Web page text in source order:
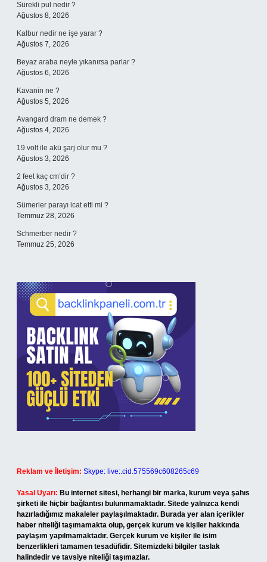
Sürekli pul nedir ?
Ağustos 8, 2026
Kalbur nedir ne işe yarar ?
Ağustos 7, 2026
Beyaz araba neyle yıkanırsa parlar ?
Ağustos 6, 2026
Kavanin ne ?
Ağustos 5, 2026
Avangard dram ne demek ?
Ağustos 4, 2026
19 volt ile akü şarj olur mu ?
Ağustos 3, 2026
2 feet kaç cm’dir ?
Ağustos 3, 2026
Sümerler parayı icat etti mi ?
Temmuz 28, 2026
Schmerber nedir ?
Temmuz 25, 2026
Reklam ve İletişim: Skype: live:.cid.575569c608265c69
Yasal Uyarı: Bu internet sitesi, herhangi bir marka, kurum veya şahıs
şirketi ile hiçbir bağlantısı bulunmamaktadır. Sitede yalnızca kendi
hazırladığımız makaleler paylaşılmaktadır. Burada yer alan içerikler
haber niteliği taşımamakta olup, gerçek kurum ve kişiler hakkında
paylaşım yapılmamaktadır. Gerçek kurum ve kişiler ile isim
benzerlikleri tamamen tesadüfidir. Sitemizdeki bilgiler taslak
halindedir ve tavsiye niteliği taşımazlar.